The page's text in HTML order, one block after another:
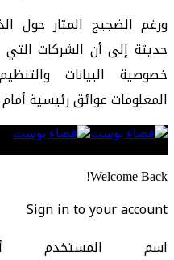
ورغم الضجيج المثار حول
حديثة إلى أن الشركات التي
خصوصية البيانات
المعلومات عوائق رئيسية
Welcome Back!
Sign in to your account
اسم المستخدم أو